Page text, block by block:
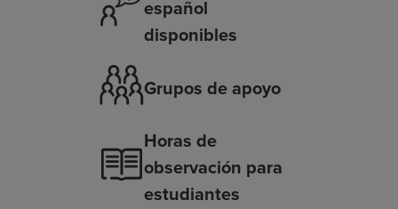
español
disponibles
Grupos de apoyo
Horas de
observación para
estudiantes